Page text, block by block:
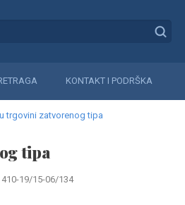
KONTAKT I PODRŠKA
trgovini zatvorenog tipa
tipa
410-19/15-06/134